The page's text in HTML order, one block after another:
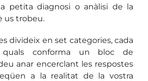
petita diagnosi o anàlisi de la
us trobeu.
divideix en set categories, cada
conforma un bloc de
anar encerclant les respostes
a la realitat de la vostra